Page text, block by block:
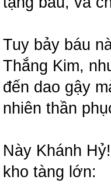
Tuy bảy báu
Thắng Kim,
đến dao gậy
nhiên thần
Này Khánh
kho tàng lớn: